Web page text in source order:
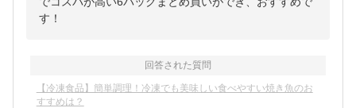
す！
回答された質問
【冷凍食品】簡単調理！冷凍でも美味しい食べやすい焼き魚のお
すすめは？